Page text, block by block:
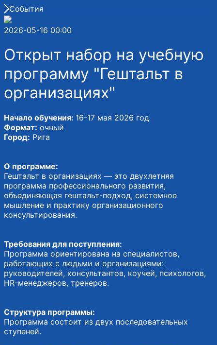
События
2026-05-16 00:00
Открыт набор на учебную
программу "Гештальт в
организациях"
Начало обучения: 16-17 мая 2026 год
Формат: очный
Город: Рига
О программе:
Гештальт в организациях — это двухлетняя
программа профессионального развития,
объединяющая гештальт-подход, системное
мышление и практику организационного
консультирования.
Требования для поступления:
Программа ориентирована на специалистов,
работающих с людьми и организациями:
руководителей, консультантов, коучей, психологов,
HR-менеджеров, тренеров.
Структура программы:
Программа состоит из двух последовательных
ступеней.